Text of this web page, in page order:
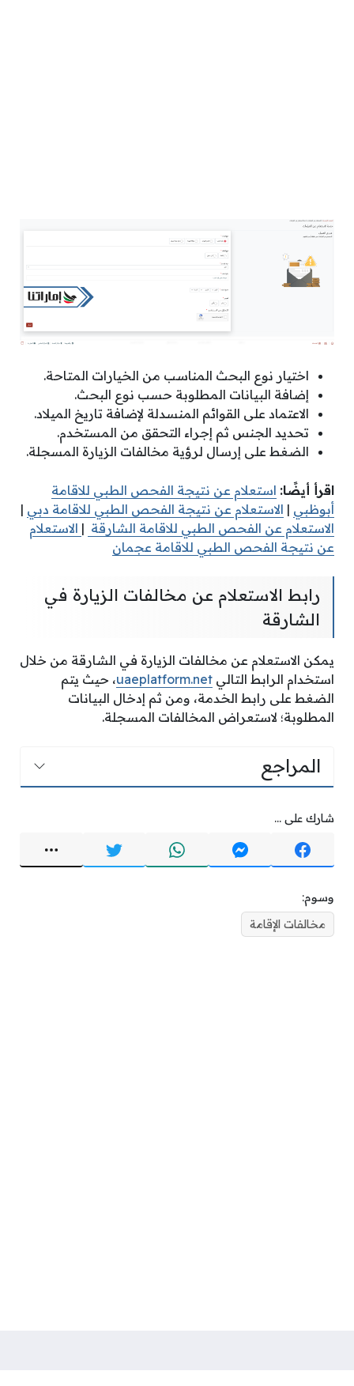
اختيار نوع البحث المناسب من الخيارات المتاحة.
إضافة البيانات المطلوبة حسب نوع البحث.
الاعتماد على القوائم المنسدلة لإضافة تاريخ الميلاد.
تحديد الجنس ثم إجراء التحقق من المستخدم.
الضغط على إرسال لرؤية مخالفات الزيارة المسجلة.
اقرأ أيضًا: استعلام عن نتيجة الفحص الطبي للاقامة
أبوظبي | الاستعلام عن نتيجة الفحص الطبي للاقامة دبي |
الاستعلام عن الفحص الطبي للاقامة الشارقة | الاستعلام
عن نتيجة الفحص الطبي للاقامة عجمان
رابط الاستعلام عن مخالفات الزيارة في
الشارقة
يمكن الاستعلام عن مخالفات الزيارة في الشارقة من خلال
استخدام الرابط التالي uaeplatform.net، حيث يتم
الضغط على رابط الخدمة، ومن ثم إدخال البيانات
المطلوبة؛ لاستعراض المخالفات المسجلة.
المراجع
شارك على ...
وسوم:
مخالفات الإقامة